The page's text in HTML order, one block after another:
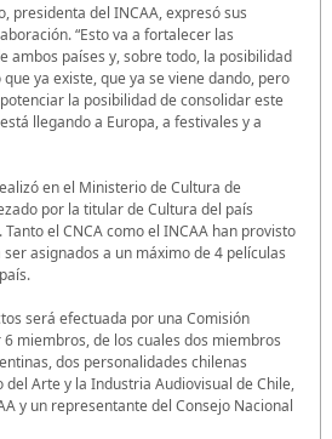
presidenta del INCAA, expresó sus
“Esto va a fortalecer las
ambos países y, sobre todo, la posibilidad
ya existe, que ya se viene dando, pero
la posibilidad de consolidar este
llegando a Europa, a festivales y a
en el Ministerio de Cultura de
por la titular de Cultura del país
el CNCA como el INCAA han provisto
asignados a un máximo de 4 películas
será efectuada por una Comisión
miembros, de los cuales dos miembros
dos personalidades chilenas
del Arte y la Industria Audiovisual de Chile,
y un representante del Consejo Nacional